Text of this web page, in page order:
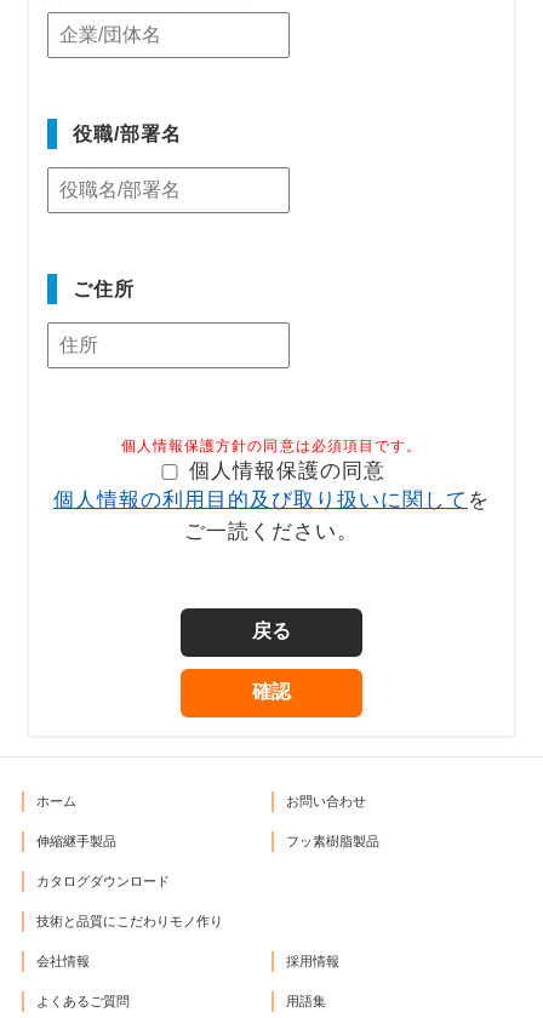
役職/部署名
ご住所
個人情報保護方針の同意は必須項目です。
個人情報保護の同意
個人情報の利用目的及び取り扱いに関して を
ご一読ください。
ホーム お問い合わせ
伸縮継手製品 フッ素樹脂製品
カタログダウンロード
技術と品質にこだわりモノ作り
会社情報 採用情報
よくあるご質問 用語集